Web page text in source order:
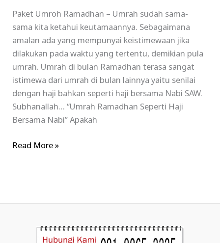
Paket Umroh Ramadhan – Umrah sudah sama-
sama kita ketahui keutamaannya. Sebagaimana
amalan ada yang mempunyai keistimewaan jika
dilakukan pada waktu yang tertentu, demikian pula
umrah. Umrah di bulan Ramadhan terasa sangat
istimewa dari umrah di bulan lainnya yaitu senilai
dengan haji bahkan seperti haji bersama Nabi SAW.
Subhanallah… “Umrah Ramadhan Seperti Haji
Bersama Nabi” Apakah
Read More »